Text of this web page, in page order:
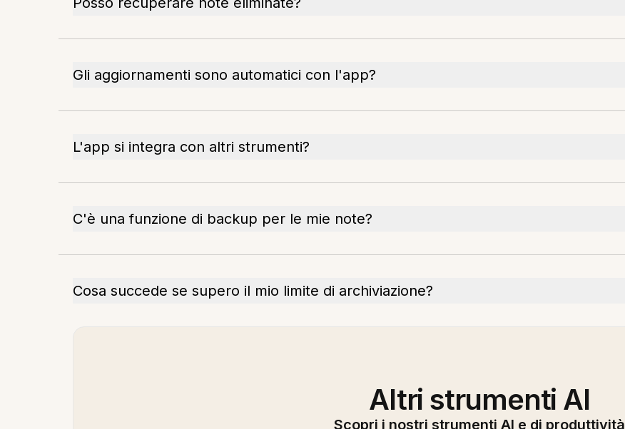
Gli aggiornamenti sono automatici con l'app?
L'app si integra con altri strumenti?
C'è una funzione di backup per le mie note?
Cosa succede se supero il mio limite di archiviazione?
Altri strumenti AI
Scopri i nostri strumenti AI e di produttività